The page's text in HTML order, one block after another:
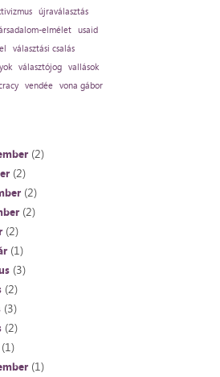
újraválasztás
elmélet usaid
választási csalás
választójog vallások
vendée vona gábor
(2)
(2)
(2)
(2)
(2)
(1)
(3)
(2)
(3)
(2)
(1)
(1)